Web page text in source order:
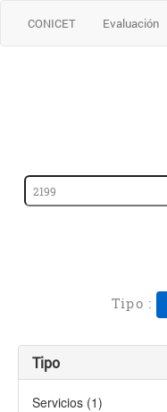
CONICET Evaluación
Tipo :
Tipo
Servicios (1)